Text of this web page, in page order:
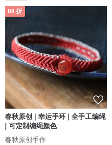
88 折
春秋原创 | 幸运手环 | 全手工编绳
| 可定制编绳颜色
春秋原创手作